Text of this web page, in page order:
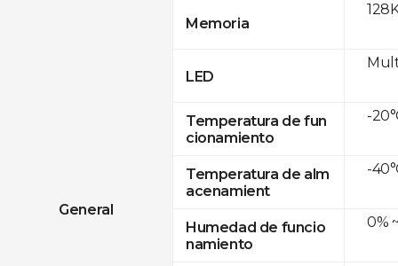
General
Memoria
LED
Temperatura de fun
cionamiento
Temperatura de alm
acenamient
Humedad de funcio
namiento
-
-
0%